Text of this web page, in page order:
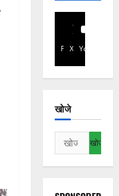
Facebook
X YouTube
खोजे
निम्न
को
खोजें: